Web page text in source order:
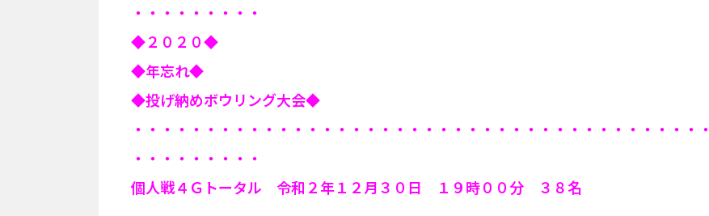
・・・・・・・・・
◆２０２０◆
◆年忘れ◆
◆投げ納めボウリング大会◆
・・・・・・・・・・・・・・・・・・・・・・・・・・・・・・・・・・・・・・・・
・・・・・・・・・
個人戦４Ｇトータル 令和２年１２月３０日 １９時００分 ３８名